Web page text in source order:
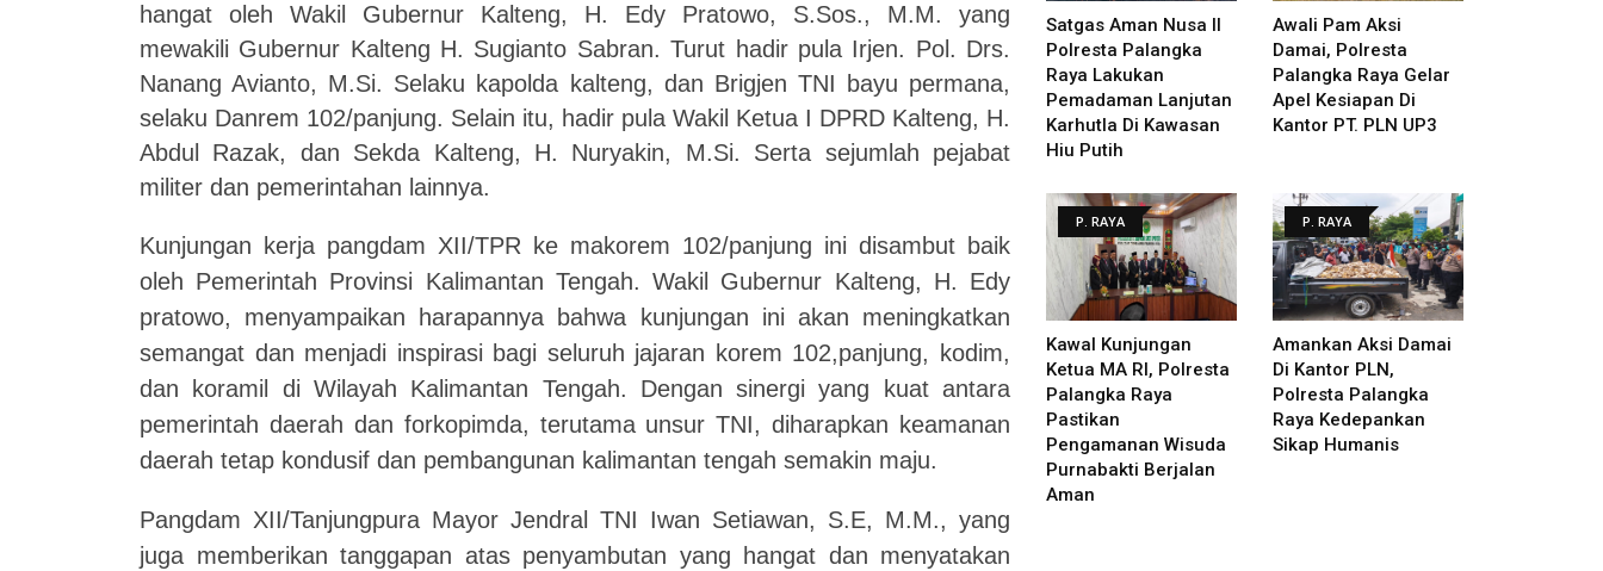
hangat oleh Wakil Gubernur Kalteng, H. Edy Pratowo, S.Sos., M.M. yang
mewakili Gubernur Kalteng H. Sugianto Sabran. Turut hadir pula Irjen. Pol. Drs.
Nanang Avianto, M.Si. Selaku kapolda kalteng, dan Brigjen TNI bayu permana,
selaku Danrem 102/panjung. Selain itu, hadir pula Wakil Ketua I DPRD Kalteng, H.
Abdul Razak, dan Sekda Kalteng, H. Nuryakin, M.Si. Serta sejumlah pejabat
militer dan pemerintahan lainnya.
Kunjungan kerja pangdam XII/TPR ke makorem 102/panjung ini disambut baik
oleh Pemerintah Provinsi Kalimantan Tengah. Wakil Gubernur Kalteng, H. Edy
pratowo, menyampaikan harapannya bahwa kunjungan ini akan meningkatkan
semangat dan menjadi inspirasi bagi seluruh jajaran korem 102,panjung, kodim,
dan koramil di Wilayah Kalimantan Tengah. Dengan sinergi yang kuat antara
pemerintah daerah dan forkopimda, terutama unsur TNI, diharapkan keamanan
daerah tetap kondusif dan pembangunan kalimantan tengah semakin maju.
Pangdam XII/Tanjungpura Mayor Jendral TNI Iwan Setiawan, S.E, M.M., yang
juga memberikan tanggapan atas penyambutan yang hangat dan menyatakan
Satgas Aman Nusa II
Polresta Palangka
Raya Lakukan
Pemadaman Lanjutan
Karhutla Di Kawasan
Hiu Putih
Awali Pam Aksi
Damai, Polresta
Palangka Raya Gelar
Apel Kesiapan Di
Kantor PT. PLN UP3
P. RAYA
Kawal Kunjungan
Ketua MA RI, Polresta
Palangka Raya
Pastikan
Pengamanan Wisuda
Purnabakti Berjalan
Aman
P. RAYA
Amankan Aksi Damai
Di Kantor PLN,
Polresta Palangka
Raya Kedepankan
Sikap Humanis